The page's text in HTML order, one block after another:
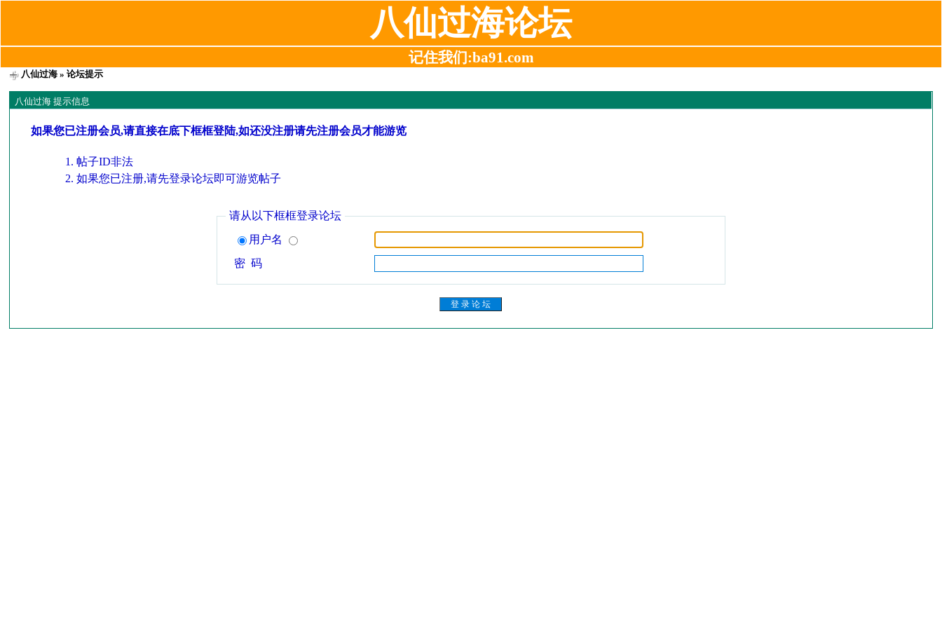
八仙过海论坛
记住我们:ba91.com
八仙过海 » 论坛提示
八仙过海 提示信息
如果您已注册会员,请直接在底下框框登陆,如还没注册请先注册会员才能游览
帖子ID非法
如果您已注册,请先登录论坛即可游览帖子
请从以下框框登录论坛
用户名
密 码